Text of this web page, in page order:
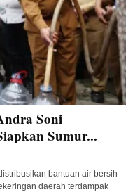
Soni
Sumur...
bantuan air bersih
daerah terdampak